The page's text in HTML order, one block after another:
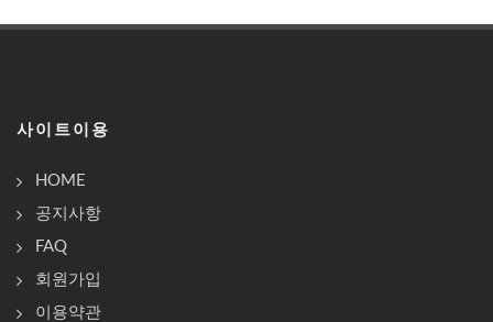
사이트이용
HOME
공지사항
FAQ
회원가입
이용약관